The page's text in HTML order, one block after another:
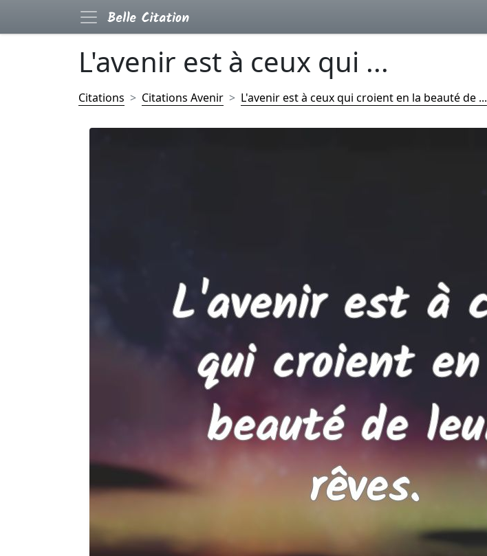
L'avenir est à ceux qui ...
Citations Citations Avenir L'avenir est à ceux qui croient en la beauté de ...